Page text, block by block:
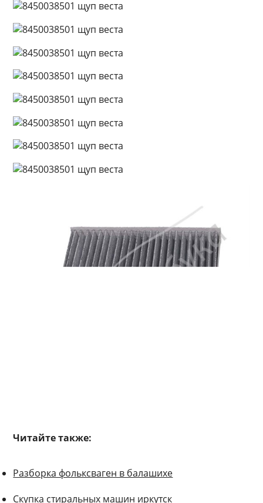
Читайте также:
Разборка фольксваген в балашихе
Скупка стиральных машин иркутск